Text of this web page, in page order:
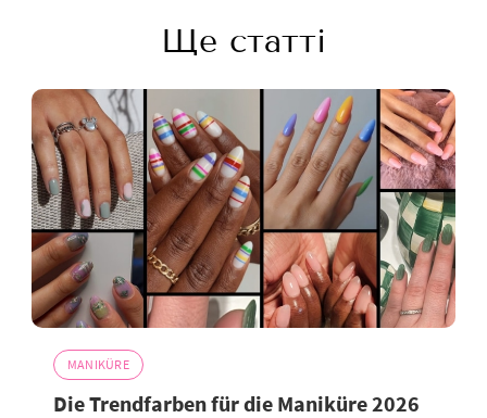
Ще статті
MANIKÜRE
Die Trendfarben für die Maniküre 2026